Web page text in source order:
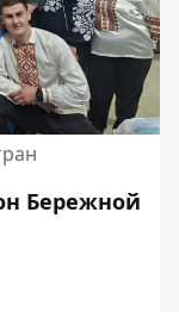
Бережной